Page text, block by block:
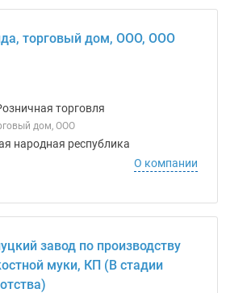
торговый дом, ООО, ООО
торговля
дом, ООО
народная республика
О компании
завод по производству
муки, КП (В стадии